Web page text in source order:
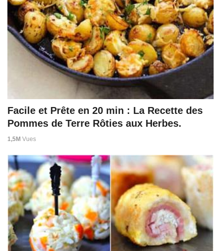
Facile et Prête en 20 min : La Recette des
Pommes de Terre Rôties aux Herbes.
1,5M Vues